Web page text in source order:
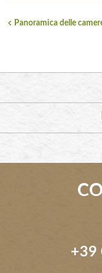
Panoramica delle
+39